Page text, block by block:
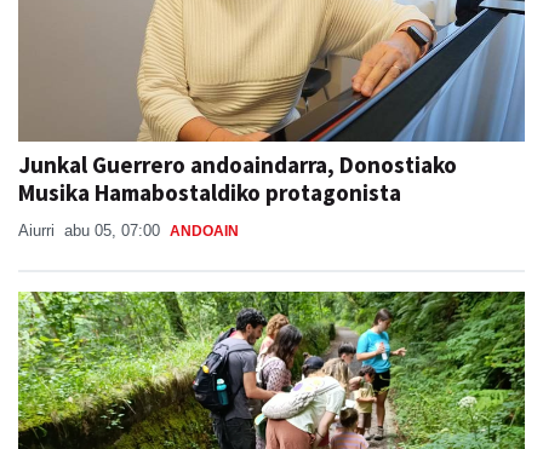
Junkal Guerrero andoaindarra, Donostiako
Musika Hamabostaldiko protagonista
Aiurri abu 05, 07:00 ANDOAIN